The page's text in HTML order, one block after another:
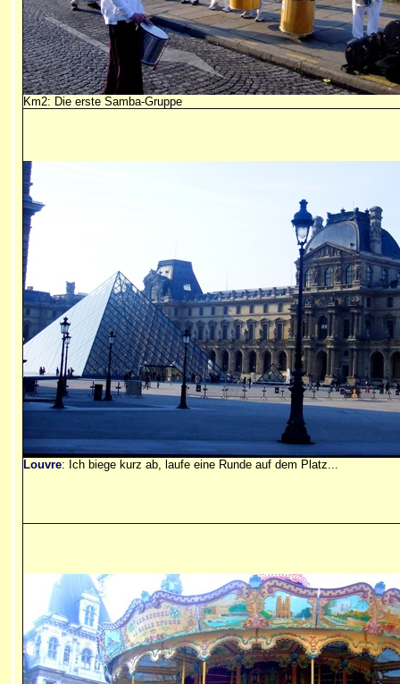
Km2: Die erste Samba-Gruppe
Louvre: Ich biege kurz ab, laufe eine Runde auf dem Platz...